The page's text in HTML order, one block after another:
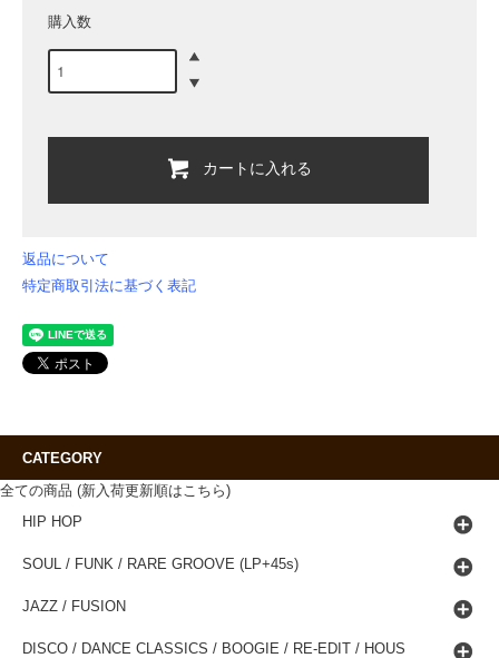
購入数
カートに入れる
返品について
特定商取引法に基づく表記
CATEGORY
全ての商品 (新入荷更新順はこちら)
HIP HOP
SOUL / FUNK / RARE GROOVE (LP+45s)
JAZZ / FUSION
DISCO / DANCE CLASSICS / BOOGIE / RE-EDIT / HOUS